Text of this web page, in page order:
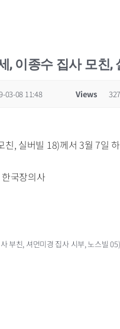
, 이종수 집사 모친,
03-08 11:48 Views
친, 실버빌 18)께서 3월 7일
국장의사
부친, 셔먼미경 집사 시부, 노스빌 05)